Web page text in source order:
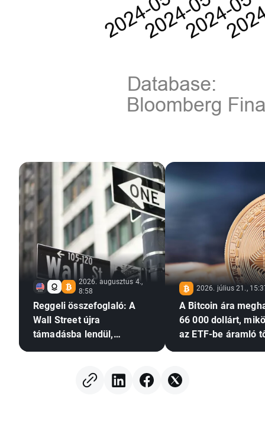
2026. augusztus 4.,
8:58
Reggeli összefoglaló: A
Wall Street újra
támadásba lendül,
mesterséges intelligencia
iránti optimizmust
2026. július 21.,
A Bitcoin ára
66 000 dollárt,
az ETF-be áramló
megnövekedett